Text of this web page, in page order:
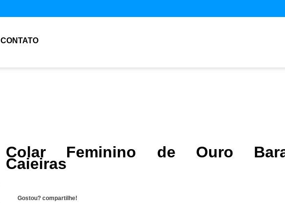
CONTATO
Colar Feminino de Ouro
Caieiras
Gostou? compartilhe!